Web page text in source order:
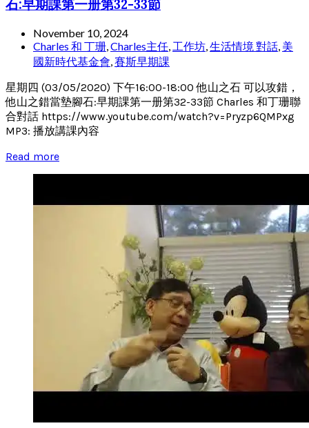
石:早期課第一册第32-33節
November 10, 2024
Charles 和 丁珊,Charles主任, 工作坊,生活情境 對話, 美
國新時代基金會,賽斯早期課
星期四 (03/05/2020) 下午16:00-18:00 他山之石 可以攻錯，
他山之錯當墊腳石:早期課第一册第32-33節 Charles 和丁珊聯
合對話 https://www.youtube.com/watch?v=Pryzp6QMPxg
MP3: 播放講課內容
Read more